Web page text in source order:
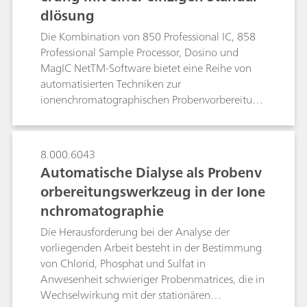
die Säule Metrosep C 4 mit einer
herausragenden Trennleistung bei komplexen
Gemischen, zu denen Standardkationen,
Übergangsmetallkationen sowie Amine
gehören.
HF-HNO3-H2SiF6-Gemische, die durch
Ionenchromatographie (IC) und Titration
entstanden sind, zeigten eine hohe
Übereinstimmung, was die Anwendbarkeit der
vorgestellten „Dualen Detektions-IC-Methode“
zur Kontrolle der Zusammensetzung von sauren
Strukturbädern beweist.
dlösung
Die Kombination von 850 Professional IC, 858
Professional Sample Processor, Dosino und
MagIC NetTM-Software bietet eine Reihe von
automatisierten Techniken zur
ionenchromatographischen Probenvorbereitung
oder Zweikanalsystem zur Verfügung stehen.
Die Kalibrierung ist unkompliziert und erfordert
nur eine Multi-Ionenstandardlösung. Mit Hilfe
der Inline-Kalibrierung kann jede
Standardkonzentration im ppt-Bereich mit
lediglich einer stabilen Standardlösung im ppb-
Bereich kalibriert werden. Mit einer
Anreicherungssäule und dem ein-, zwei- oder
mehrmaligen Schalten der Ventile können
unterschiedlichste Kalibrierkonzentrationen im
Ultraspurenbereich mit bis jetzt unerreichter
8.000.6043
Automatische Dialyse als Probenv
orbereitungswerkzeug in der Ione
nchromatographie
Die Herausforderung bei der Analyse der
vorliegenden Arbeit besteht in der Bestimmung
von Chlorid, Phosphat und Sulfat in
Anwesenheit schwieriger Probenmatrices, die in
Wechselwirkung mit der stationären